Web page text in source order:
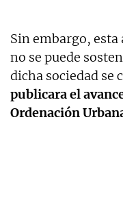
Sin embargo, esta
no se puede
dicha sociedad se
publicara el
Ordenación